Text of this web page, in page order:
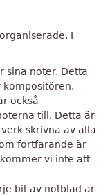
I
sina noter. Detta
kompositören.
också
till. Detta är
skrivna av alla
fortfarande är
vi inte att
bit av notblad är